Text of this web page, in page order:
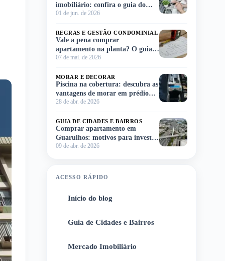
imobiliário: confira o guia do
Meu Imóvel e escolha o ideal para
01 de jun. de 2026
REGRAS E GESTÃO CONDOMINIAL
Vale a pena comprar
apartamento na planta? O guia
completo para você decidir sem
07 de mai. de 2026
MORAR E DECORAR
Piscina na cobertura: descubra as
vantagens de morar em prédio
com lazer no rooftop
28 de abr. de 2026
GUIA DE CIDADES E BAIRROS
Comprar apartamento em
Guarulhos: motivos para investir
na região
09 de abr. de 2026
ACESSO RÁPIDO
Início do blog
Guia de Cidades e Bairros
Mercado Imobiliário